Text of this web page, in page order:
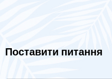
Поставити питання